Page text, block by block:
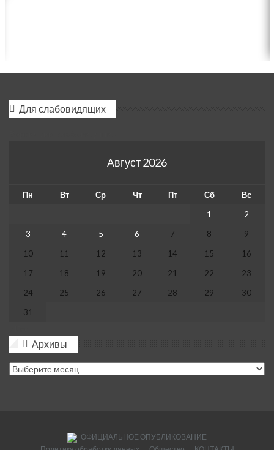
Для слабовидящих
Август 2026
Пн Вт Ср Чт Пт Сб
Вс
1
2
3
4 5 6 7 8
9
10
11 12 13 14 15
16
17
18 19 20 21 22
23
24
25 26 27 28 29
30
31
Архивы
Архивы
ОФИЦИАЛЬНОЕ ОПУБЛИКОВАНИЕ